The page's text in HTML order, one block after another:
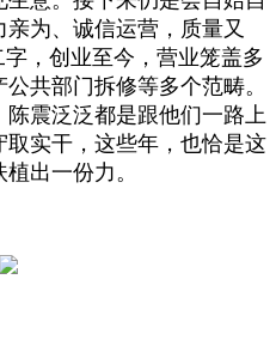
为、诚信运营，质量又
，创业至今，营业笼盖多
共部门拆修等多个范畴。
震泛泛都是跟他们一路上
实干，这些年，也恰是这
出一份力。